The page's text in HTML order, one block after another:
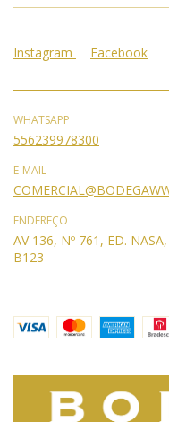
Instagram Facebook
WHATSAPP
556239978300
E-MAIL
ENDEREÇO
AV 136, Nº 761, ED.
B123